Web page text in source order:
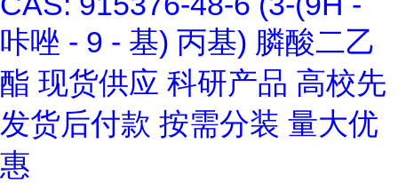
咔唑 - 9 - 基) 丙基) 膦酸二乙
酯 现货供应 科研产品 高校先
发货后付款 按需分装 量大优
惠